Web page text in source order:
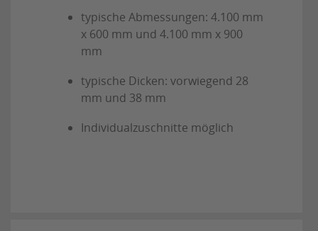
typische Abmessungen: 4.100 mm
x 600 mm und 4.100 mm x 900
mm
typische Dicken: vorwiegend 28
mm und 38 mm
Individualzuschnitte möglich